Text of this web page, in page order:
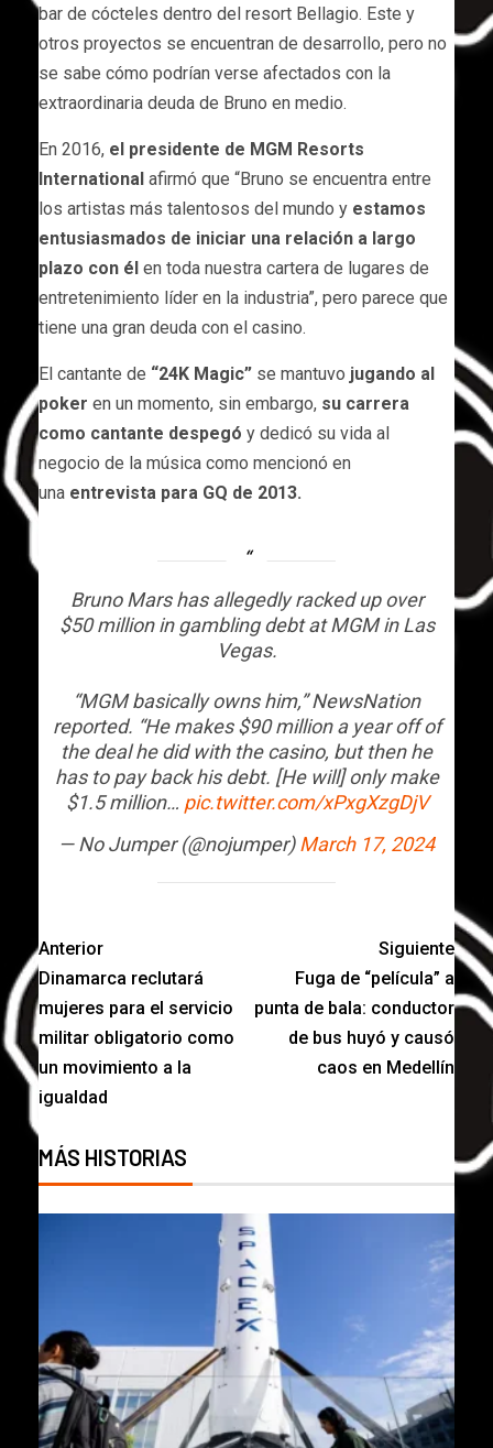
bar de cócteles dentro del resort Bellagio. Este y
otros proyectos se encuentran de desarrollo, pero no
se sabe cómo podrían verse afectados con la
extraordinaria deuda de Bruno en medio.
En 2016, el presidente de MGM Resorts
International afirmó que “Bruno se encuentra entre
los artistas más talentosos del mundo y estamos
entusiasmados de iniciar una relación a largo
plazo con él en toda nuestra cartera de lugares de
entretenimiento líder en la industria”, pero parece que
tiene una gran deuda con el casino.
El cantante de “24K Magic” se mantuvo jugando al
poker en un momento, sin embargo, su carrera
como cantante despegó y dedicó su vida al
negocio de la música como mencionó en
una entrevista para GQ de 2013.
Bruno Mars has allegedly racked up over
$50 million in gambling debt at MGM in Las
Vegas.
“MGM basically owns him,” NewsNation
reported. “He makes $90 million a year off of
the deal he did with the casino, but then he
has to pay back his debt. [He will] only make
$1.5 million… pic.twitter.com/xPxgXzgDjV
— No Jumper (@nojumper)March 17, 2024
Anterior
Dinamarca reclutará
mujeres para el servicio
militar obligatorio como
un movimiento a la
igualdad
Siguiente
Fuga de “película” a
punta de bala: conductor
de bus huyó y causó
caos en Medellín
MÁS HISTORIAS